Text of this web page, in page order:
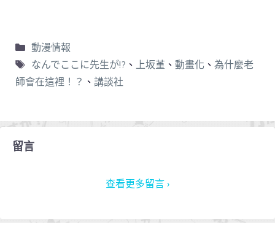
動漫情報
なんでここに先生が!? 、 上坂堇 、 動畫化 、 為什麼老
師會在這裡！？ 、 講談社
留言
查看更多留言 ›